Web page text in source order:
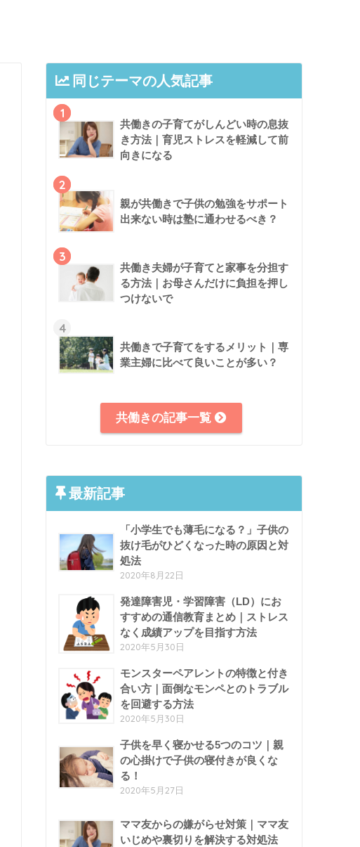
同じテーマの人気記事
1
共働きの子育てがしんどい時の息抜
き方法｜育児ストレスを軽減して前
向きになる
2
親が共働きで子供の勉強をサポート
出来ない時は塾に通わせるべき？
3
共働き夫婦が子育てと家事を分担す
る方法｜お母さんだけに負担を押し
つけないで
4
共働きで子育てをするメリット｜専
業主婦に比べて良いことが多い？
共働きの記事一覧
最新記事
「小学生でも薄毛になる？」子供の
抜け毛がひどくなった時の原因と対
処法
2020年8月22日
発達障害児・学習障害（LD）にお
すすめの通信教育まとめ｜ストレス
なく成績アップを目指す方法
2020年5月30日
モンスターペアレントの特徴と付き
合い方｜面倒なモンペとのトラブル
を回避する方法
2020年5月30日
子供を早く寝かせる5つのコツ｜親
の心掛けで子供の寝付きが良くな
る！
2020年5月27日
ママ友からの嫌がらせ対策｜ママ友
いじめや裏切りを解決する対処法